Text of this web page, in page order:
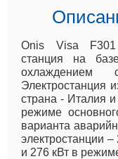
Onis Visa
станция на
охлаждением
Электростанция
страна - Италия
режиме
варианта
электростанции
и 276 кВт в